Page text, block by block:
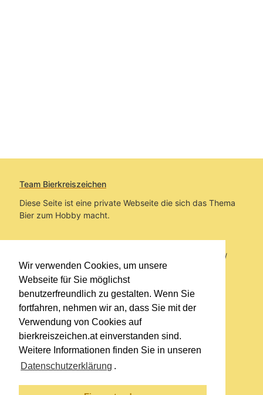
Wir verwenden Cookies, um unsere
Webseite für Sie möglichst
benutzerfreundlich zu gestalten. Wenn Sie
fortfahren, nehmen wir an, dass Sie mit der
Verwendung von Cookies auf
bierkreiszeichen.at einverstanden sind.
Weitere Informationen finden Sie in unseren
Datenschutzerklärung .
Team Bierkreiszeichen
Diese Seite ist eine private Webseite die sich das Thema
Bier zum Hobby macht.
Sie befinden sich auf https://www.bierkreiszeichen.at/
im Pfad:Übers Bier/Bierlokale
Erstellt: 2026-08-08
Links
Impressum
Datenschutzerklärung